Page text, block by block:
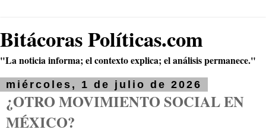
Bitácoras Políticas.com
"La noticia informa; el contexto explica; el análisis permanece."
miércoles, 1 de julio de 2026
¿OTRO MOVIMIENTO SOCIAL EN
MÉXICO?